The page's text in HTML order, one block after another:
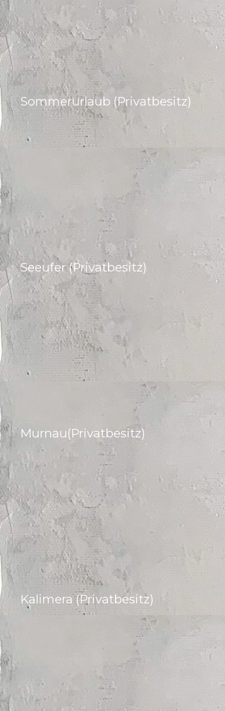
Sommerurlaub (Privatbesitz)
Seeufer (Privatbesitz)
Murnau(Privatbesitz)
Kalimera (Privatbesitz)